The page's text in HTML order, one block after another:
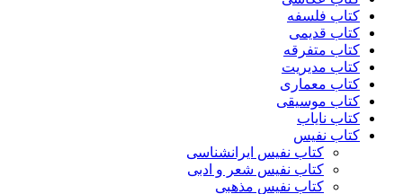
کتاب فلسفه
کتاب قدیمی
کتاب متفرقه
کتاب مدیریت
کتاب معماری
کتاب موسیقی
کتاب نایاب
کتاب نفیس
کتاب نفیس ایرانشناسی
کتاب نفیس شعر و ادبی
کتاب نفیس مذهبی